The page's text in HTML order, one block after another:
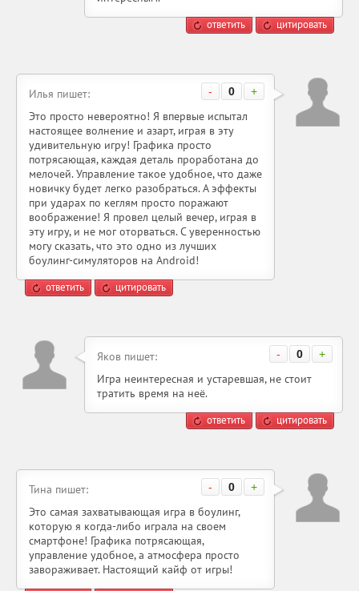
ответить цитировать
- 0 +
Илья пишет:
Это просто невероятно! Я впервые испытал
настоящее волнение и азарт, играя в эту
удивительную игру! Графика просто
потрясающая, каждая деталь проработана до
мелочей. Управление такое удобное, что даже
новичку будет легко разобраться. А эффекты
при ударах по кеглям просто поражают
воображение! Я провел целый вечер, играя в
эту игру, и не мог оторваться. С уверенностью
могу сказать, что это одно из лучших
боулинг-симуляторов на Android!
ответить цитировать
- 0 +
Яков пишет:
Игра неинтересная и устаревшая, не стоит
тратить время на неё.
ответить цитировать
- 0 +
Тина пишет:
Это самая захватывающая игра в боулинг,
которую я когда-либо играла на своем
смартфоне! Графика потрясающая,
управление удобное, а атмосфера просто
завораживает. Настоящий кайф от игры!